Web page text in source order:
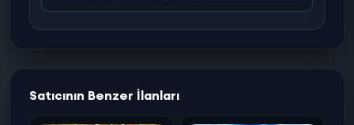
Satıcının Benzer İlanları